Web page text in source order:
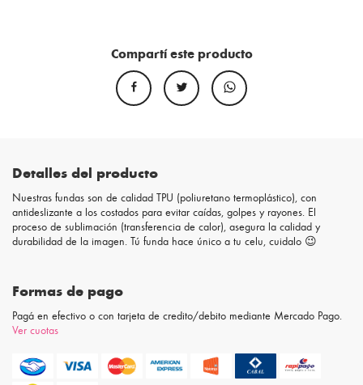
Compartí este producto
Detalles del producto
Nuestras fundas son de calidad TPU (poliuretano termoplástico), con
antideslizante a los costados para evitar caídas, golpes y rayones. El
proceso de sublimación (transferencia de calor), asegura la calidad y
durabilidad de la imagen. Tú funda hace único a tu celu, cuidalo 😉
Formas de pago
Pagá en efectivo o con tarjeta de credito/debito mediante Mercado Pago.
Ver cuotas